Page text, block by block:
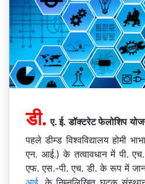
डी. ए. ई. डॉक्टरेट फेलोशिप
पहले डीम्ड विश्वविद्यालय होमी
एन. आई.) के तत्वावधान में पी.
एफ. एस.-पी. एच. डी. के रूप में